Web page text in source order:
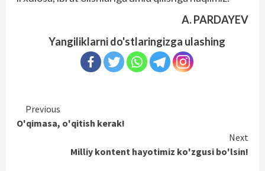
A. PARDAYEV
Yangiliklarni do'stlaringizga ulashing
Continue
Reading
Previous
O'qimasa, o'qitish kerak!
Next
Milliy kontent hayotimiz ko'zgusi bo'lsin!